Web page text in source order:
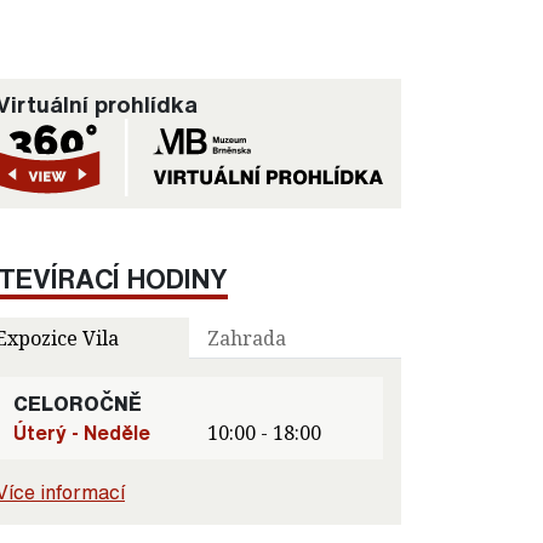
prohlídka
HODINY
Vila Zahrada
CELOROČNĚ
Úterý - Neděle
10:00 - 18:00
informací